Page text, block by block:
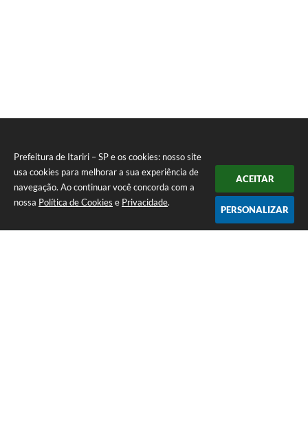
Prefeitura de Itariri – SP e os cookies: nosso site
usa cookies para melhorar a sua experiência de
navegação. Ao continuar você concorda com a
nossa Política de Cookies e Privacidade.
ACEITAR
PERSONALIZAR